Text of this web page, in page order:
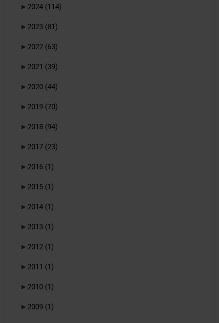
► 2024 (114)
► 2023 (81)
► 2022 (63)
► 2021 (39)
► 2020 (44)
► 2019 (70)
► 2018 (94)
► 2017 (23)
► 2016 (1)
► 2015 (1)
► 2014 (1)
► 2013 (1)
► 2012 (1)
► 2011 (1)
► 2010 (1)
► 2009 (1)